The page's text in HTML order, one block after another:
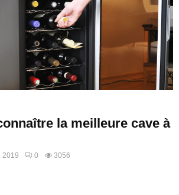
la meilleure cave à
2019 0 3056